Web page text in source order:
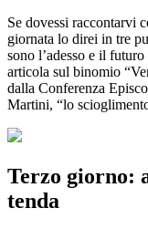
Se dovessi raccontarvi
giornata lo direi in tre
sono l’adesso e il
articola sul binomio
dalla Conferenza
Martini, “lo
Terzo giorno:
tenda